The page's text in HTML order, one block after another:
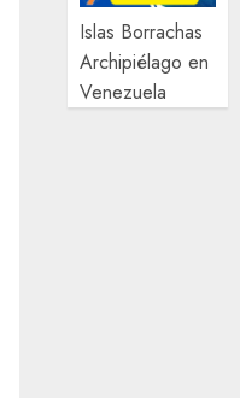
Islas Borrachas
Archipiélago en
Venezuela